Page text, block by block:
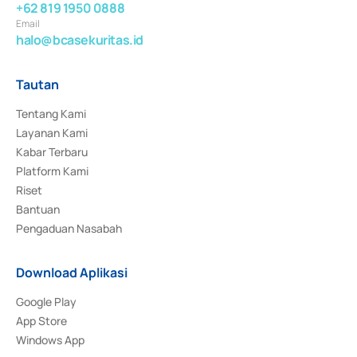
+62 819 1950 0888
Email
halo@bcasekuritas.id
Tautan
Tentang Kami
Layanan Kami
Kabar Terbaru
Platform Kami
Riset
Bantuan
Pengaduan Nasabah
Download Aplikasi
Google Play
App Store
Windows App